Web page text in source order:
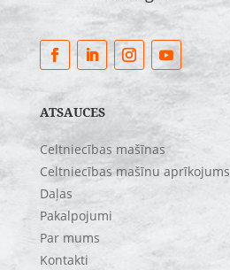
ATSAUCES
Celtniecības mašīnas
Celtniecības mašīnu aprīkojums
Daļas
Pakalpojumi
Par mums
Kontakti